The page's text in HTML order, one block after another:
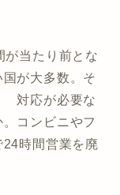
が当たり前とな
が大多数。そ
対応が必要な
コンビニやフ
時間営業を廃